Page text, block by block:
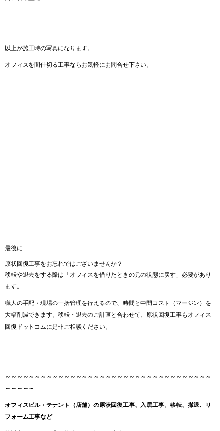
以上が施工時の写真になります。
オフィスを間仕切る工事ならお気軽にお問合せ下さい。
最後に
原状回復工事をお忘れではございませんか？
移転や退去をする際は「オフィスを借りたときの元の状態に戻す」必要があり
ます。
職人の手配・現場の一括管理を行えるので、時間と中間コスト（マージン）を
大幅削減できます。移転・退去のご計画と合わせて、原状回復工事もオフィス
回復ドットコムに是非ご相談ください。
～～～～～～～～～～～～～～～～～～～～ ～～～～～～～～～～～～～～～
～～～～～
オフィスビル・テナント（店舗）の原状回復工事、入居工事、移転、撤退、リ
フォーム工事など